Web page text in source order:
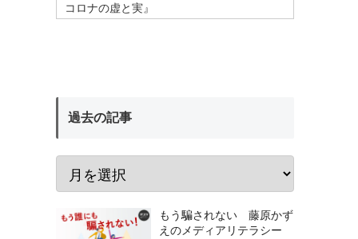
コロナの虚と実』
過去の記事
もう騙されない 藤原かず
えのメディアリテラシー